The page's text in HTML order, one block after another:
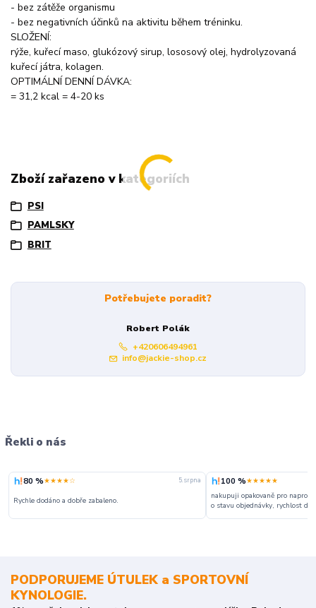
- bez zátěže organismu
- bez negativních účinků na aktivitu během tréninku.
SLOŽENÍ:
rýže, kuřecí maso, glukózový sirup, lososový olej, hydrolyzovaná
kuřecí játra, kolagen.
OPTIMÁLNÍ DENNÍ DÁVKA:
= 31,2 kcal = 4-20 ks
Zboží zařazeno v kategoriích
PSI
PAMLSKY
BRIT
Potřebujete poradit?
Robert Polák
+420606494961
info@jackie-shop.cz
Řekli o nás
80 %★★★★☆ 5. srpna
Rychle dodáno a dobře zabaleno.
100 %★★★★★
nakupuji opakovaně pro
o stavu objednávky, rychlost
PODPORUJEME ÚTULEK a SPORTOVNÍ
KYNOLOGIE.